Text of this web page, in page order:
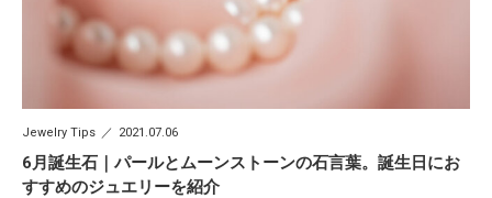
Jewelry Tips 2021.07.06
6月誕生石｜パールとムーンストーンの石言葉。誕生日にお
すすめのジュエリーを紹介